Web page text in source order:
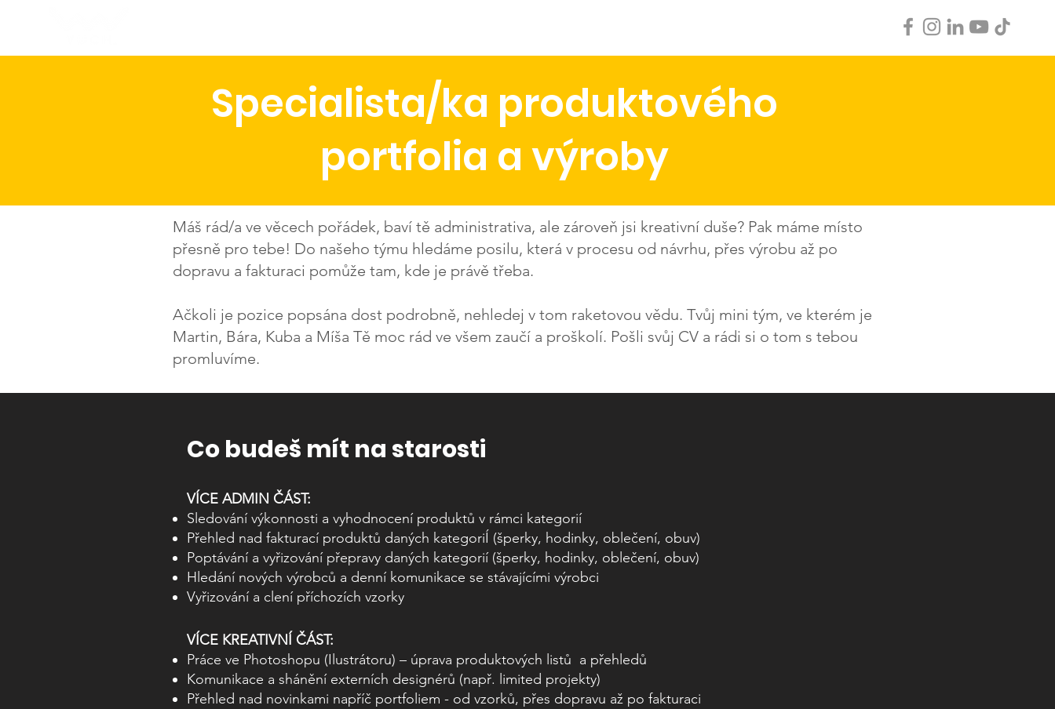
Specialista/ka produktového
portfolia a výroby
Máš rád/a ve věcech pořádek, baví tě administrativa, ale zároveň jsi kreativní duše? Pak máme místo
přesně pro tebe! Do našeho týmu hledáme posilu, která v procesu od návrhu, přes výrobu až po
dopravu a fakturaci pomůže tam, kde je právě třeba.
Ačkoli je pozice popsána dost podrobně, nehledej v tom raketovou vědu. Tvůj mini tým, ve kterém je
Martin, Bára, Kuba a Míša Tě moc rád ve všem zaučí a proškolí. Pošli svůj CV a rádi si o tom s tebou
promluvíme.
Co budeš mít na starosti
VÍCE ADMIN ČÁST:
Sledování výkonnosti a vyhodnocení produktů v rámci kategorií
Přehled nad fakturací produktů daných kategoriÍ (šperky, hodinky, oblečení, obuv)
Poptávání a vyřizování přepravy daných kategorií (šperky, hodinky, oblečení, obuv)
Hledání nových výrobců a denní komunikace se stávajícími výrobci
Vyřizování a clení příchozích vzorky
VÍCE KREATIVNÍ ČÁST:
Práce ve Photoshopu (Ilustrátoru) – úprava produktových listů a přehledů
Komunikace a shánění externích designérů (např. limited projekty)
Přehled nad novinkami napříč portfoliem - od vzorků, přes dopravu až po fakturaci